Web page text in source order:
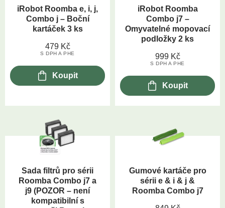
iRobot Roomba e, i, j,
Combo j – Boční
kartáček 3 ks
479 Kč
S DPH A PHE
Koupit
iRobot Roomba
Combo j7 –
Omyvatelné mopovací
podložky 2 ks
999 Kč
S DPH A PHE
Koupit
Sada filtrů pro sérii
Roomba Combo j7 a
j9 (POZOR – není
kompatibilní s
Gumové kartáče pro
sérii e & i & j &
Roomba Combo j7